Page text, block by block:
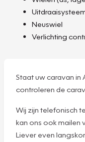
Neuswiel
Verlichting
Staat uw caravan in
controleren de
Wij zijn telefonisch
kan ons ook mailen
Liever even